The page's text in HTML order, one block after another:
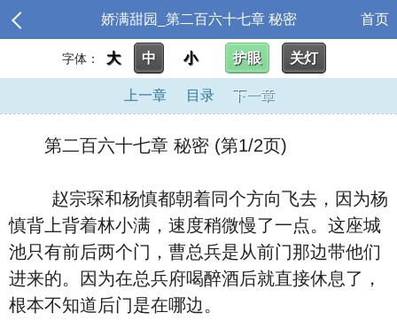
娇满甜园_第二百六十七章 秘密 首页
字体： 大 中 小 护眼 关灯
上一章 目录 下一章
第二百六十七章 秘密 (第1/2页)
赵宗琛和杨慎都朝着同个方向飞去，因为杨
慎背上背着林小满，速度稍微慢了一点。这座城
池只有前后两个门，曹总兵是从前门那边带他们
进来的。因为在总兵府喝醉酒后就直接休息了，
根本不知道后门是在哪边。